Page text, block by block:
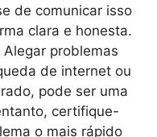
de comunicar isso
clara e honesta.
Alegar problemas
de internet ou
pode ser uma
certifique-
o mais rápido